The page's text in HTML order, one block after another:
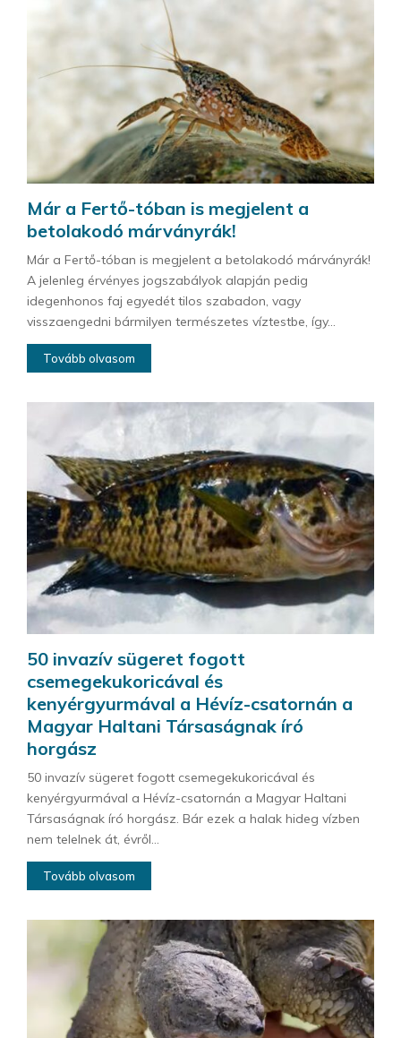
Már a Fertő-tóban is megjelent a
betolakodó márványrák!
Már a Fertő-tóban is megjelent a betolakodó márványrák!
A jelenleg érvényes jogszabályok alapján pedig
idegenhonos faj egyedét tilos szabadon, vagy
visszaengedni bármilyen természetes víztestbe, így...
Tovább olvasom
50 invazív sügeret fogott
csemegekukoricával és
kenyérgyurmával a Hévíz-csatornán a
Magyar Haltani Társaságnak író
horgász
50 invazív sügeret fogott csemegekukoricával és
kenyérgyurmával a Hévíz-csatornán a Magyar Haltani
Társaságnak író horgász. Bár ezek a halak hideg vízben
nem telelnek át, évről...
Tovább olvasom